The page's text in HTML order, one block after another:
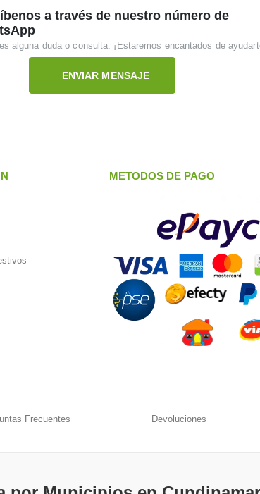
a través de nuestro número de
alguna duda o consulta. ¡Estaremos encantados de
ENVIAR MENSAJE
METODOS DE PAGO
Frecuentes Devoluciones